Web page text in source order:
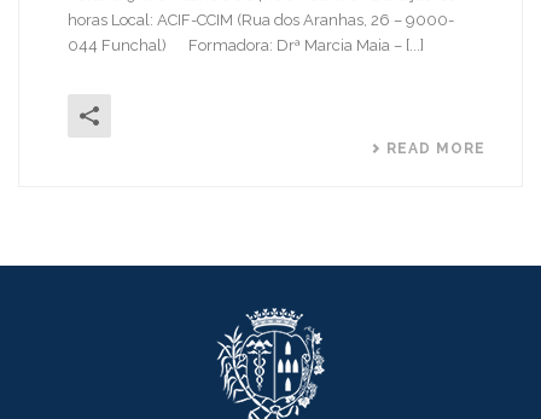
horas Local: ACIF-CCIM (Rua dos Aranhas, 26 – 9000-
044 Funchal) Formadora: Drª Marcia Maia – [...]
READ MORE